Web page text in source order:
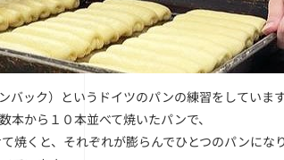
バック）というドイツのパンの練習をしていま
から１０本並べて焼いたパンで、
焼くと、それぞれが膨らんでひとつのパンにな